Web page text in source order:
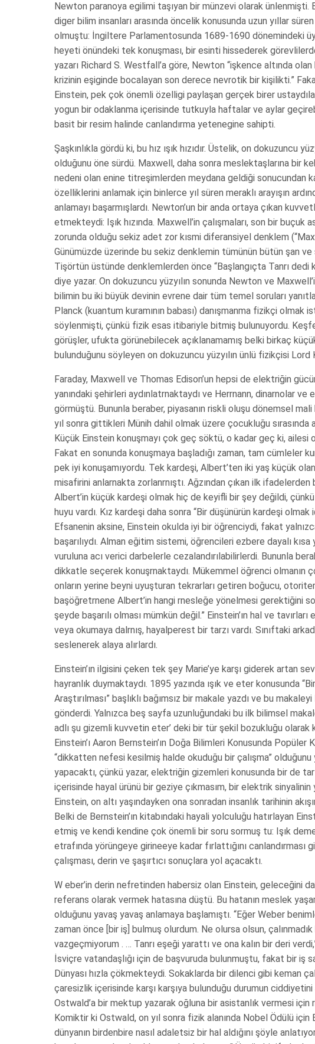
Newton paranoya egilimi taşıyan bir münzevi olarak
diger bilim insanları arasında öncelik konusunda uzun yıllar
olmuştu: İngiltere Parlamentosunda 1689-1690 dönemindeki
heyeti önündeki tek konuşması, bir esinti hissederek
yazarı Richard S. Westfall’a göre, Newton “işkence altında
krizinin eşiginde bocalayan son derece nevrotik bir kişilikti.”
Einstein, pek çok önemli özelligi paylaşan gerçek birer
yogun bir odaklanma içerisinde tutkuyla haftalar ve aylar
basit bir resim halinde canlandırma yetenegine sahipti.
Şaşkınlıkla gördü ki, bu hız ışık hızıdır. Üstelik, on dokuzuncu
olduğunu öne sürdü. Maxwell, daha sonra meslektaşlarına bir
nedeni olan enine titreşimlerden meydana geldiği sonucundan
özelliklerini anlamak için binlerce yıl süren meraklı arayışın
anlamayı başarmışlardı. Newton’un bir anda ortaya çıkan
etmekteydi: Işık hızında. Maxwell’in çalışmaları, son bir
zorunda olduğu sekiz adet zor kısmi diferansiyel denklem
Günümüzde üzerinde bu sekiz denklemin tümünün bütün şan
Tişörtün üstünde denklemlerden önce “Başlangıçta Tanrı dedi
diye yazar. On dokuzuncu yüzyılın sonunda Newton ve
bilimin bu iki büyük devinin evrene dair tüm temel soruları
Planck (kuantum kuramının babası) danışmanma fizikçi
söylenmişti, çünkü fizik esas itibariyle bitmiş bulunuyordu.
görüşler, ufukta görünebilecek açıklanamamış belki birkaç
bulunduğunu söyleyen on dokuzuncu yüzyılın ünlü fizikçisi Lord
Faraday, Maxwell ve Thomas Edison’un hepsi de elektriğin
yanındaki şehirleri aydınlatrnaktaydı ve Herrnann, dinarnolar
görmüştü. Bununla beraber, piyasanın riskli oluşu dönemsel
yıl sonra gittikleri Münih dahil olmak üzere çocukluğu
Küçük Einstein konuşmayı çok geç söktü, o kadar geç ki, ailesi
Fakat en sonunda konuşmaya başladığı zaman, tam cümleler
pek iyi konuşamıyordu. Tek kardeşi, Albert’ten iki yaş küçük
misafirini anlarnakta zorlanrnıştı. Ağzından çıkan ilk
Albert’in küçük kardeşi olmak hiç de keyifli bir şey değildi,
huyu vardı. Kız kardeşi daha sonra “Bir düşünürün kardeşi
Efsanenin aksine, Einstein okulda iyi bir öğrenciydi, fakat
başarılıydı. Alman eğitim sistemi, öğrencileri ezbere dayalı
vuruluna acı verici darbelerle cezalandırılabilirlerdi. Bununla
dikkatle seçerek konuşrnaktaydı. Mükemmel öğrenci olmanın
onların yerine beyni uyuşturan tekrarları getiren boğucu,
başöğretrnene Albert’in hangi rnesleğe yönelmesi gerektiğini
şeyde başarılı olması mümkün değil.” Einstein’ın hal ve
veya okumaya dalrnış, hayalperest bir tarzı vardı. Sınıftaki
seslenerek alaya alırlardı.
Einstein’ın ilgisini çeken tek şey Marie’ye karşı giderek artan
hayranlık duymaktaydı. 1895 yazında ışık ve eter konusunda
Araştırılması” başlıklı bağımsız bir makale yazdı ve bu
gönderdi. Yalnızca beş sayfa uzunluğundaki bu ilk bilimsel
adlı şu gizemli kuvvetin eter’ deki bir tür şekil bozukluğu
Einstein’ı Aaron Bernstein’ın Doğa Bilimleri Konusunda Popüler
“dikkatten nefesi kesilmiş halde okuduğu bir çalışma”
yapacaktı, çünkü yazar, elektriğin gizemleri konusunda bir de
içerisinde hayal ürünü bir geziye çıkmasım, bir elektrik sinyalinin
Einstein, on altı yaşındayken ona sonradan insanlık tarihinin
Belki de Bernstein’ın kitabındaki hayali yolculuğu hatırlayan
etmiş ve kendi kendine çok önemli bir soru sormuş tu: Işık
etrafında yörüngeye girineeye kadar fırlattığını canlandırması
çalışması, derin ve şaşırtıcı sonuçlara yol açacaktı.
W eber’in derin nefretinden habersiz olan Einstein, geleceğini
referans olarak vermek hatasına düştü. Bu hatanın meslek
olduğunu yavaş yavaş anlamaya başlamıştı. “Eğer Weber
zaman önce [bir iş] bulmuş olurdum. Ne olursa olsun, çalınmadık
vazgeçmiyorum . … Tanrı eşeği yarattı ve ona kalın bir deri
İsviçre vatandaşlığı için de başvuruda bulunmuştu, fakat bir iş
Dünyası hızla çökmekteydi. Sokaklarda bir dilenci gibi keman
çaresizlik içerisinde karşı karşıya bulunduğu durumun
Ostwald’a bir mektup yazarak oğluna bir asistanlık vermesi
Komiktir ki Ostwald, on yıl sonra fizik alanında Nobel Ödülü için
dünyanın birdenbire nasıl adaletsiz bir hal aldığını şöyle